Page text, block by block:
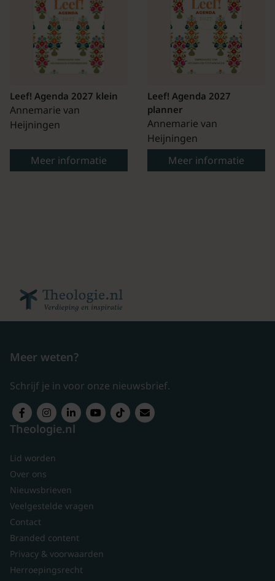
Leef! Agenda 2027 klein
Annemarie van
Heijningen
Meer informatie
Leef! Agenda 2027
planner
Annemarie van
Heijningen
Meer informatie
Meer weten?
Schrijf je in voor onze nieuwsbrief.
Theologie.nl
Lid worden
Over ons
Nieuwsbrieven
Veelgestelde vragen
Contact
Branded content
Privacy & voorwaarden
Herroepingsrecht